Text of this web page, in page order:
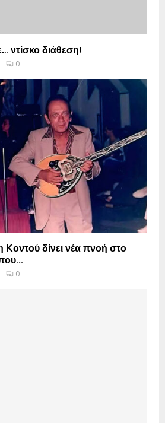
ντίσκο διάθεση!
0
Κοντού δίνει νέα πνοή στο
0